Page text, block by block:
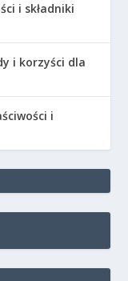
i składniki
i korzyści dla
i